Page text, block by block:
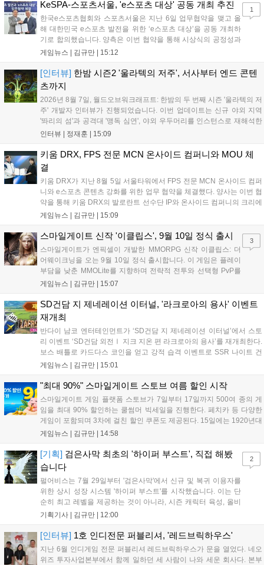
입니다. 시연 참여 관람객에게는 선착순으로 특별 굿즈를 증정하며, 인
디 게임 생태계 활성화와 신규 타이틀 반응 확인을 목표로 합니다....
KeSPA-스포츠서울, 'e스포츠 대상' 공동 개최 추진
한국e스포츠협회와 스포츠서울은 지난 6일 업무협약을 맺고 올
해 대한민국 e스포츠 발전을 위한 ‘e스포츠 대상’을 공동 개최하
기로 합의했습니다. 양측은 이번 협약을 통해 시상식의 공정성과
전문성을 강화하고 MZ세대를 겨냥한 미디어 영향력을 확대해 e
김영만 회장은 10년 만에 재추진되는 이번 시상식이 e스포츠의
성과와 가치를 널리 알리는 권위 있는 행사가 되도록 노력하겠다
고 밝혔습니다....
게임뉴스 | 김규만 15:12
1
[인터뷰] 한밤 시즌2 '울라텍의 저주', 서사부터 엔드 콘텐
츠까지
2026년 8월 7일, 월드오브워크래프트: 한밤의 두 번째 시즌 '울라텍의 저
주' 개발자 인터뷰가 진행되었습니다. 이번 업데이트는 신규 야외 지역
'똬리의 섬'과 공격대 '맹독 심연', 야외 우두머리를 인스턴스로 재해석한
'소굴'을 포함합니다. 개발진은 하우징 시스템 개선 및 신화+ 던전 로테이
를 표했습니다....
인터뷰 | 정재훈 15:09
키움 DRX, FPS 전문 MCN 온사이드 컴퍼니와 MOU 체
결
키움 DRX가 지난 8월 5일 서울타워에서 FPS 전문 MCN 온사이드 컴퍼
니와 e스포츠 콘텐츠 강화를 위한 업무 협약을 체결했다. 양사는 이번 협
약을 통해 키움 DRX의 발로란트 선수단 IP와 온사이드 컴퍼니의 크리에
이터 네트워크를 결합하여 정규 및 특별 콘텐츠를 공동 기획한다. 또한
오프라인 연계 프로그램을 순차적으로 선보이며 e스포츠 생태계 확장에
나설 계획이다....
게임뉴스 | 김규만 15:09
스마일게이트 신작 '이클립스', 9월 10일 정식 출시
스마일게이트가 엔픽셀이 개발한 MMORPG 신작 이클립스: 더
어웨이크닝을 오는 9월 10일 정식 출시합니다. 이 게임은 플레이
부담을 낮춘 MMOLite를 지향하며 전략적 전투와 선택형 PvP를
특징으로 합니다. 현재 공식 홈페이지와 앱 마켓에서 사전등록을
니다. 또한 카카오톡 채널 추가 시 주차별 스페셜 쿠폰과 한정 스
킨, 경품 이벤트 등 풍성한 혜택을 마련해 이용자들의 기대를 모
으고 있습니다....
게임뉴스 | 김규만 15:07
3
SD건담 지 제네레이션 이터널, '라크로아의 용사' 이벤트
재개최
반다이 남코 엔터테인먼트가 ‘SD건담 지 제네레이션 이터널’에서 스토
리 이벤트 ‘SD건담 외전Ⅰ 지크 지온 편 라크로아의 용사’를 재개최한다.
보스 배틀로 카드다스 코인을 얻고 강적 습격 이벤트로 SSR 나이트 건
담을 획득할 수 있다. 로그인 보너스로 최대 다이아 3,000개를 지급하며,
원 증정한다. 또한 9월 30일까지 공식 유튜브에서 특별 프로그램을 시청
할 수 있다....
게임뉴스 | 김규만 15:01
"최대 90%" 스마일게이트 스토브 여름 할인 시작
스마일게이트 게임 플랫폼 스토브가 7일부터 17일까지 500여 종의 게
임을 최대 90% 할인하는 쿨썸머 빅세일을 진행한다. 페치카 등 다양한
게임이 포함되며 3차에 걸친 할인 쿠폰도 제공된다. 15일에는 1920년대
경성 배경의 신작 그날의 신문이 출시되며, 15일부터 17일까지는 국내
은 공식 페이지에서 확인 가능하다....
게임뉴스 | 김규만 14:58
[기획] 검은사막 최초의 '하이퍼 부스트', 직접 해봤
습니다
펄어비스는 7월 29일부터 '검은사막'에서 신규 및 복귀 이용자를
위한 상시 성장 시스템 '하이퍼 부스트'를 시작했습니다. 이는 단
순히 최고 레벨을 제공하는 것이 아니라, 시즌 캐릭터 육성, 올비
아 아카데미 수료, 아침의 나라 설화 진행 등 4단계 과정을 통해
용자는 과제를 완수하며 동(V) 투발라 장비와 검은별 무기, 카라
자드 장신구 등을 획득해 주요 콘텐츠에 진입할 수 있습니다....
기획기사 | 김규만 12:00
2
[인터뷰] 1호 인디전문 퍼블리셔, '레드브릭하우스'
지난 6월 인디게임 전문 퍼블리셔 레드브릭하우스가 문을 열었다. 네오
위즈 투자사업본부에서 함께 일하던 세 사람이 나와 세운 회사다. 본부